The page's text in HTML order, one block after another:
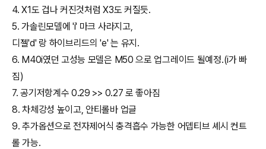
4. X1도 겁나 커진것처럼 X3도 커질듯.
5. 가솔린모델에 'i' 마크 사라지고,
디젤'd' 랑 하이브리드의 'e' 는 유지.
6. M40i였던 고성능 모델은 M50 으로 업그레이드 될예정.(i가 빠
짐)
7. 공기저항계수 0.29 >> 0.27 로 좋아짐
8. 차체강성 높이고, 안티롤바 업글
9. 추가옵션으로 전자제어식 충격흡수 가능한 어뎁티브 셰시 컨트